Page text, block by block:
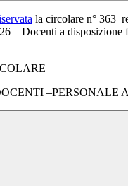
la circolare n° 363
– Docenti a disposizione
–PERSONALE